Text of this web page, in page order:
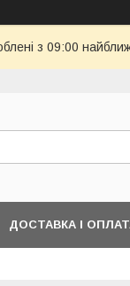
з 09:00
ДОСТАВКА І